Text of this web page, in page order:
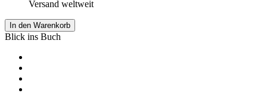
Versand weltweit
In den Warenkorb
Blick ins Buch